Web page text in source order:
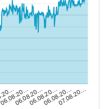
06.08.20…06.08.20…06.08.20…
07.08.20…